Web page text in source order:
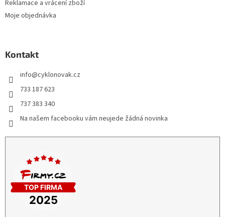
Reklamace a vrácení zboží
Moje objednávka
Kontakt
info@cyklonovak.cz
733 187 623
737 383 340
Na našem facebooku vám neujede žádná novinka